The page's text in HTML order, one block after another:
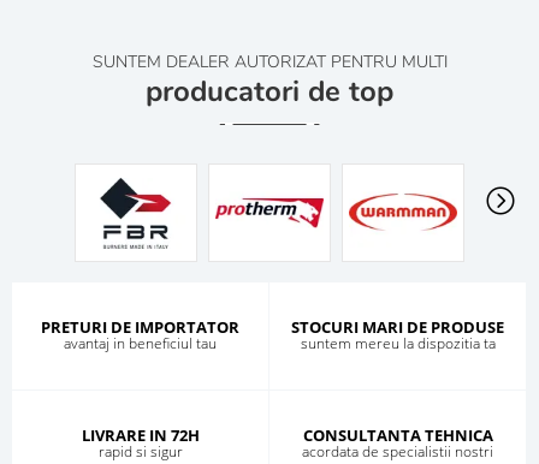
SUNTEM DEALER AUTORIZAT PENTRU MULTI
producatori de top
PRETURI DE IMPORTATOR
avantaj in beneficiul tau
STOCURI MARI DE PRODUSE
suntem mereu la dispozitia ta
LIVRARE IN 72H
rapid si sigur
CONSULTANTA TEHNICA
acordata de specialistii nostri